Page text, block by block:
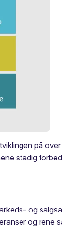
på
stadig
og
og rene